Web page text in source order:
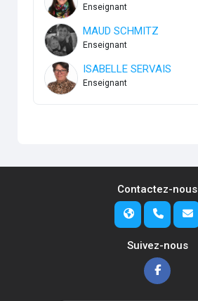
Enseignant
MAUD SCHMITZ
Enseignant
ISABELLE SERVAIS
Enseignant
Contactez-nous
Suivez-nous